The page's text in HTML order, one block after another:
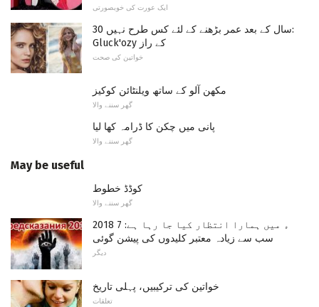
ایک عورت کی خوبصورتی
30 سال کے بعد عمر بڑھنے کے لئے کس طرح نہیں:
Gluck'ozy کے راز
خواتین کی صحت
مکھن آلو کے ساتھ ویلنٹائن کوکیز
گھر سننے والا
پانی میں چکن کا ڈرامہ کھا لیا
گھر سننے والا
May be useful
کوڈڈ خطوط
گھر سننے والا
2018 ء میں ہمارا انتظار کیا جا رہا ہے: 7
سب سے زیادہ معتبر کلیدوں کی پیشن گوئی
دیگر
خواتین کی ترکیبیں، پہلی تاریخ
تعلقات